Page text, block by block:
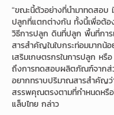
“ขณะนี้ตัวอย่างที่นำมาทดสอบ
ปลูกที่แตกต่างกัน ทั้งนี้เพื่อต้อ
วิธีการปลูก ดินที่ปลูก พื้นที่การ
สารสำคัญในใบกระท่อมมากน้อ
เสริมเกษตรกรในการปลูก ห
ถึงการทดสอบผลิตภัณฑ์จากส่
อยากทราบปริมาณสารสำคัญว่
สรรพคุณตรงตามที่กำหนดหรือ
แล็บไทย กล่าว